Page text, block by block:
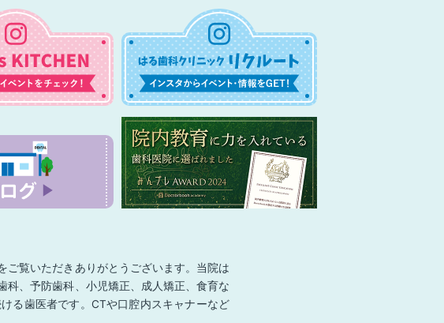
ご覧いただきありがとうございます。当院は
科、予防歯科、小児矯正、成人矯正、食育な
る歯医者です。CTや口腔内スキャナーなど